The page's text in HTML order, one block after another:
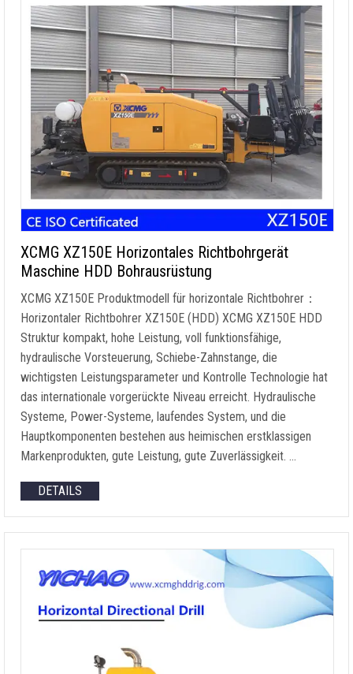
XCMG XZ150E Horizontales Richtbohrgerät
Maschine HDD Bohrausrüstung
XCMG XZ150E Produktmodell für horizontale Richtbohrer：
Horizontaler Richtbohrer XZ150E (HDD) XCMG XZ150E HDD
Struktur kompakt, hohe Leistung, voll funktionsfähige,
hydraulische Vorsteuerung, Schiebe-Zahnstange, die
wichtigsten Leistungsparameter und Kontrolle Technologie hat
das internationale vorgerückte Niveau erreicht. Hydraulische
Systeme, Power-Systeme, laufendes System, und die
Hauptkomponenten bestehen aus heimischen erstklassigen
Markenprodukten, gute Leistung, gute Zuverlässigkeit. …
DETAILS